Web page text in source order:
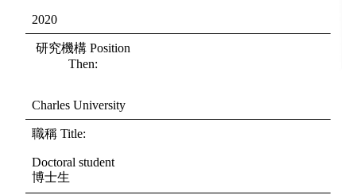
2020
研究機構 Position
Then:
Charles University
職稱 Title:
Doctoral student
博士生